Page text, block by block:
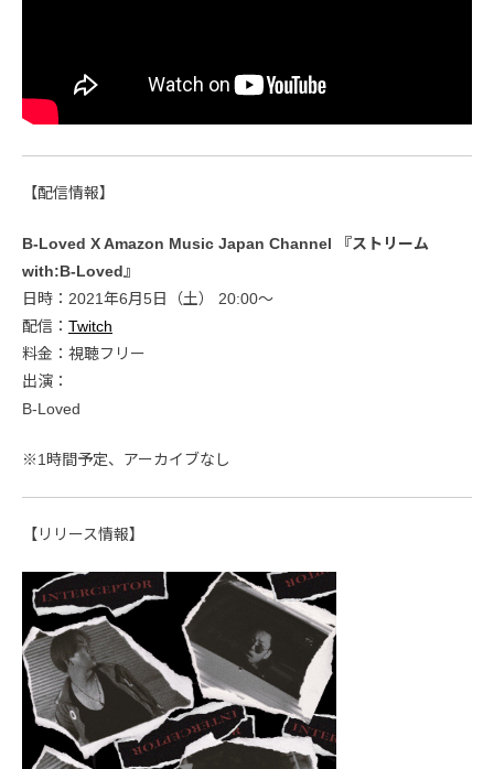
【配信情報】
B-Loved X Amazon Music Japan Channel 『ストリーム
with:B-Loved』
日時：2021年6月5日（土） 20:00〜
配信： Twitch
料金：視聴フリー
出演：
B-Loved
※1時間予定、アーカイブなし
【リリース情報】